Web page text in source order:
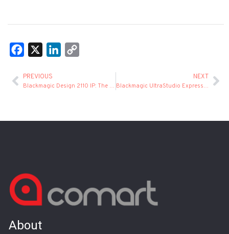
Facebook LinkedIn
PREVIOUS
Blackmagic Design 2110 IP: The next step for modern broadcast and live production workflows
NEXT
Blackmagic UltraStudio Express 3G: New USB4 solution for compact capture and playback workflows
About